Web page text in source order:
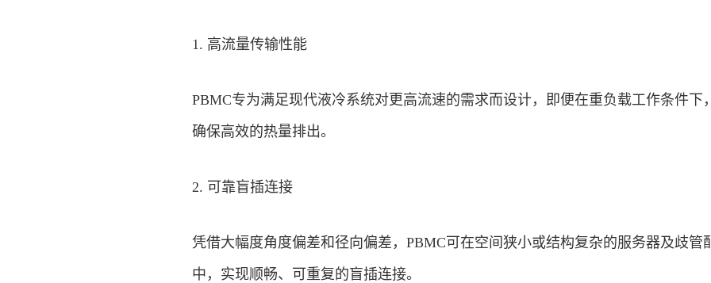
1. 高流量传输性能
PBMC专为满足现代液冷系统对更高流速的需求而设计，即便在重负载工作条件下
确保高效的热量排出。
2. 可靠盲插连接
凭借大幅度角度偏差和径向偏差，PBMC可在空间狭小或结构复杂的服务器及歧管
中，实现顺畅、可重复的盲插连接。